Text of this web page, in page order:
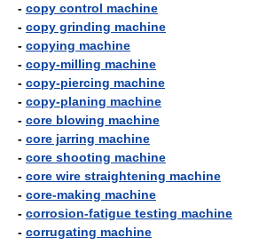
- copy control machine
- copy grinding machine
- copying machine
- copy-milling machine
- copy-piercing machine
- copy-planing machine
- core blowing machine
- core jarring machine
- core shooting machine
- core wire straightening machine
- core-making machine
- corrosion-fatigue testing machine
- corrugating machine